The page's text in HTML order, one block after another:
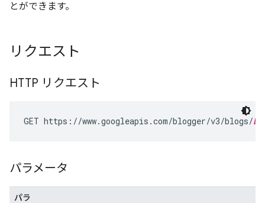
とができます。
リクエスト
HTTP リクエスト
GET https://www.googleapis.com/blogger/v3/blogs/
パラメータ
パラ